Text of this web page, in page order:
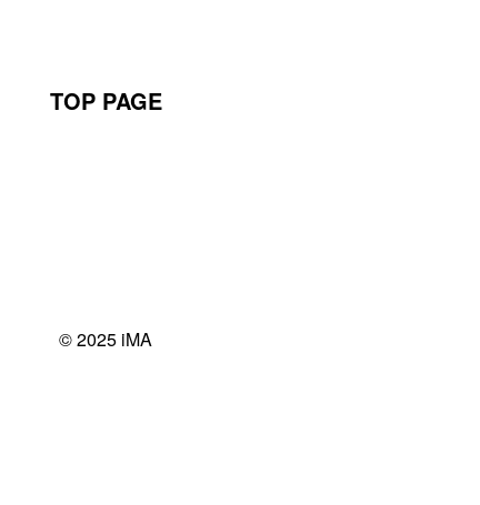
TOP PAGE
© 2025 iMA